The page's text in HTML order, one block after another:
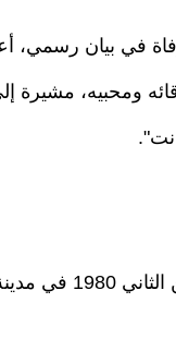
في بيان
ومحبيه، مشيرة
نت".
ولد كانبولات